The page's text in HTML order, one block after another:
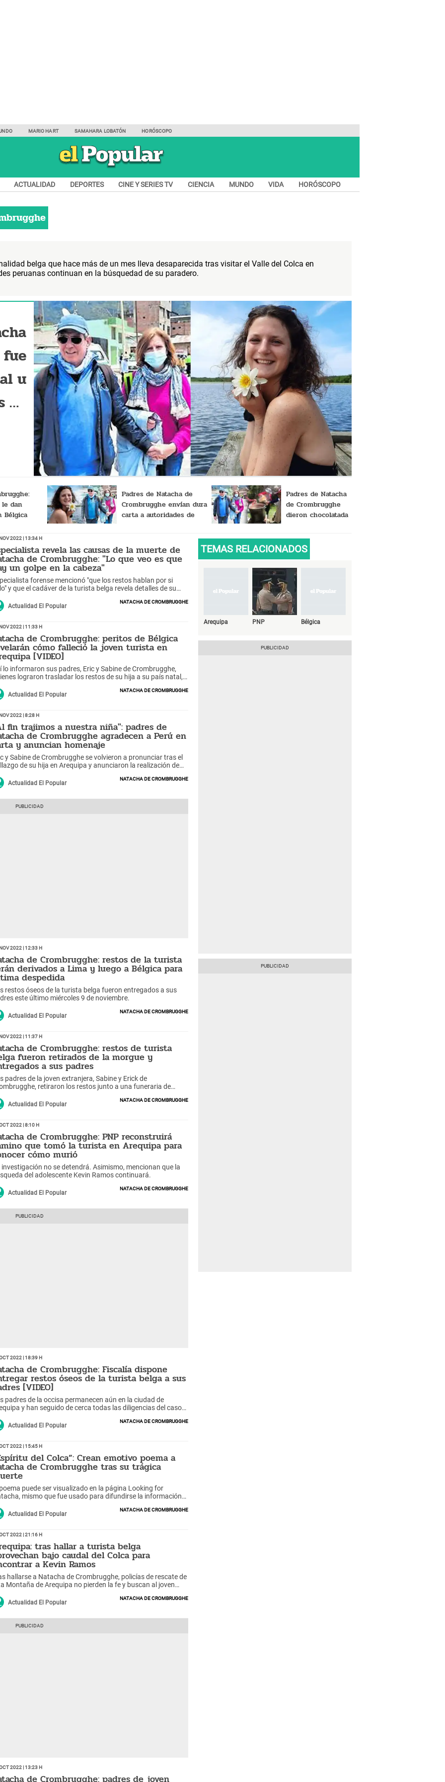
MARIO HART SAMAHARA LOBATÓN HORÓSCOPO
ACTUALIDAD DEPORTES CINE Y SERIES TV CIENCIA MUNDO VIDA HORÓSCOPO
belga que hace más de un mes lleva desaparecida tras visitar el Valle del Colca en
peruanas continuan en la búsquedad de su paradero.
fue
u
dan
Bélgica
Padres de Natacha de
Crombrugghe envían dura
carta a autoridades de
Padres de Natacha
de Crombrugghe
dieron chocolatada
2022 | 13:34 h
revela las causas de la muerte de
de Crombrugghe: "Lo que veo es que
un golpe en la cabeza"
forense mencionó "que los restos hablan por si
y que el cadáver de la turista belga revela detalles de su
Actualidad El Popular
Natacha de Crombrugghe
2022 | 11:33 h
de Crombrugghe: peritos de Bélgica
cómo falleció la joven turista en
[VIDEO]
lo informaron sus padres, Eric y Sabine de Crombrugghe,
lograron trasladar los restos de su hija a su país natal,
Actualidad El Popular
Natacha de Crombrugghe
2022 | 8:28 h
fin trajimos a nuestra niña": padres de
de Crombrugghe agradecen a Perú en
y anuncian homenaje
y Sabine de Crombrugghe se volvieron a pronunciar tras el
de su hija en Arequipa y anunciaron la realización de
determinarán su muerte", indicaron.
Actualidad El Popular
Natacha de Crombrugghe
2022 | 12:33 h
de Crombrugghe: restos de la turista
derivados a Lima y luego a Bélgica para
despedida
restos óseos de la turista belga fueron entregados a sus
este último miércoles 9 de noviembre.
Actualidad El Popular
Natacha de Crombrugghe
2022 | 11:37 h
de Crombrugghe: restos de turista
fueron retirados de la morgue y
a sus padres
padres de la joven extranjera, Sabine y Erick de
retiraron los restos junto a una funeraria de
Actualidad El Popular
Natacha de Crombrugghe
2022 | 8:10 h
de Crombrugghe: PNP reconstruirá
que tomó la turista en Arequipa para
cómo murió
investigación no se detendrá. Asimismo, mencionan que la
del adolescente Kevin Ramos continuará.
Actualidad El Popular
Natacha de Crombrugghe
2022 | 18:39 h
de Crombrugghe: Fiscalía dispone
restos óseos de la turista belga a sus
[VIDEO]
padres de la occisa permanecen aún en la ciudad de
y han seguido de cerca todas las diligencias del caso
Actualidad El Popular
Natacha de Crombrugghe
2022 | 15:45 h
del Colca”: Crean emotivo poema a
de Crombrugghe tras su trágica
puede ser visualizado en la página Looking for
mismo que fue usado para difundirse la información
Actualidad El Popular
Natacha de Crombrugghe
2022 | 21:16 h
tras hallar a turista belga
bajo caudal del Colca para
a Kevin Ramos
hallarse a Natacha de Crombrugghe, policías de rescate de
Montaña de Arequipa no pierden la fe y buscan al joven
Actualidad El Popular
Natacha de Crombrugghe
2022 | 13:23 h
de Crombrugghe: padres de joven
TEMAS RELACIONADOS
Arequipa PNP Bélgica